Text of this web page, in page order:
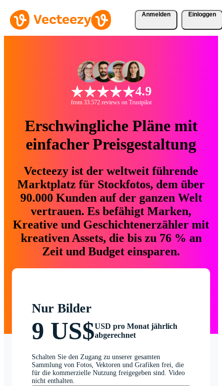
Anmelden Einloggen
4.9
from 33.572 reviews on Trustpilot
Erschwingliche Pläne mit
einfacher Preisgestaltung
Vecteezy ist der weltweit führende
Marktplatz für Stockfotos, dem über
90.000 Kunden auf der ganzen Welt
vertrauen. Es befähigt Marken,
Kreative und Geschichtenerzähler mit
kreativen Assets, die bis zu 76 % an
Zeit und Budget einsparen.
Nur Bilder
9 US$USD pro Monat jährlich
abgerechnet
Schalten Sie den Zugang zu unserer gesamten
Sammlung von Fotos, Vektoren und Grafiken frei, die
für die kommerzielle Nutzung freigegeben sind. Video
nicht enthalten.